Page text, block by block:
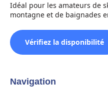
Idéal pour les amateurs de
montagne et de baignades
Vérifiez la disponibilité
Navigation